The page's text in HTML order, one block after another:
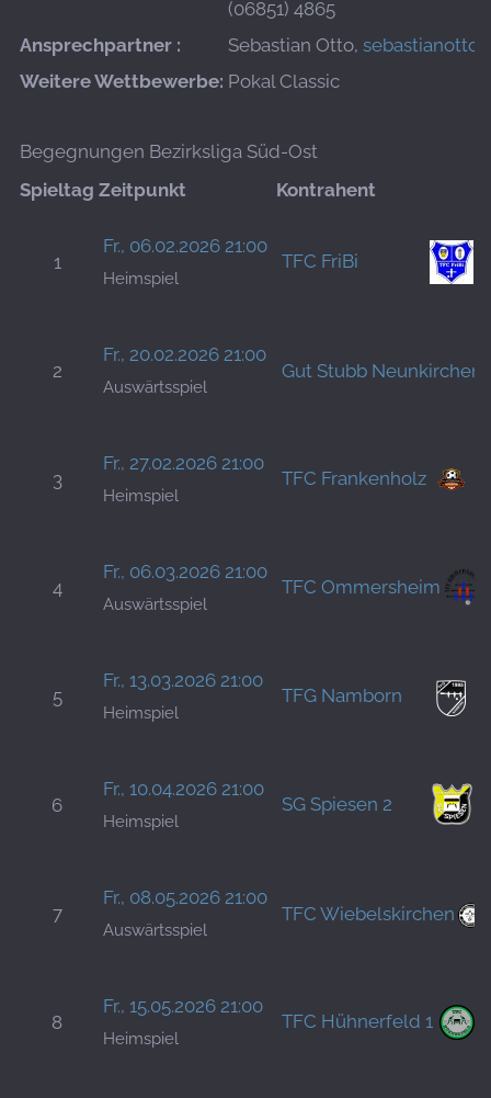
(06851) 4865
Ansprechpartner :
Sebastian Otto,
Weitere Wettbewerbe: Pokal Classic
Begegnungen Bezirksliga Süd-Ost
Spieltag Zeitpunkt Kontrahent
1
Fr., 06.02.2026 21:00
Heimspiel
TFC FriBi
2
Fr., 20.02.2026 21:00
Auswärtsspiel
Gut Stubb Neunkirchen
3
Fr., 27.02.2026 21:00
Heimspiel
TFC Frankenholz
4
Fr., 06.03.2026 21:00
Auswärtsspiel
TFC Ommersheim
5
Fr., 13.03.2026 21:00
Heimspiel
TFG Namborn
6
Fr., 10.04.2026 21:00
Heimspiel
SG Spiesen 2
7
Fr., 08.05.2026 21:00
Auswärtsspiel
TFC Wiebelskirchen
8
Fr., 15.05.2026 21:00
Heimspiel
TFC Hühnerfeld 1